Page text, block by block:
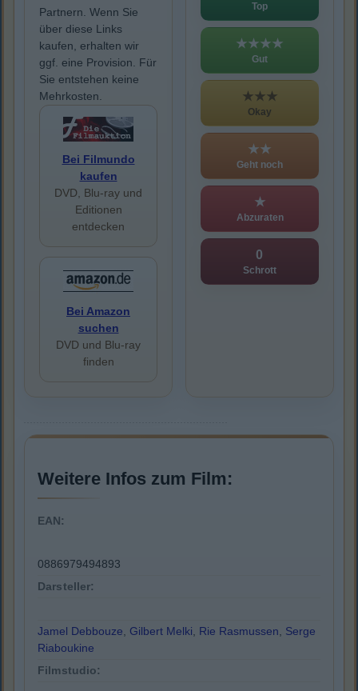
Partnern. Wenn Sie
über diese Links
kaufen, erhalten wir
ggf. eine Provision. Für
Sie entstehen keine
Mehrkosten.
Bei Filmundo
kaufen
DVD, Blu-ray und
Editionen
entdecken
Bei Amazon
suchen
DVD und Blu-ray
finden
Top
★★★★
Gut
★★★
Okay
★★
Geht noch
★
Abzuraten
0
Schrott
Weitere Infos zum Film:
EAN:
0886979494893
Darsteller:
Jamel Debbouze, Gilbert Melki, Rie Rasmussen, Serge
Riaboukine
Filmstudio: